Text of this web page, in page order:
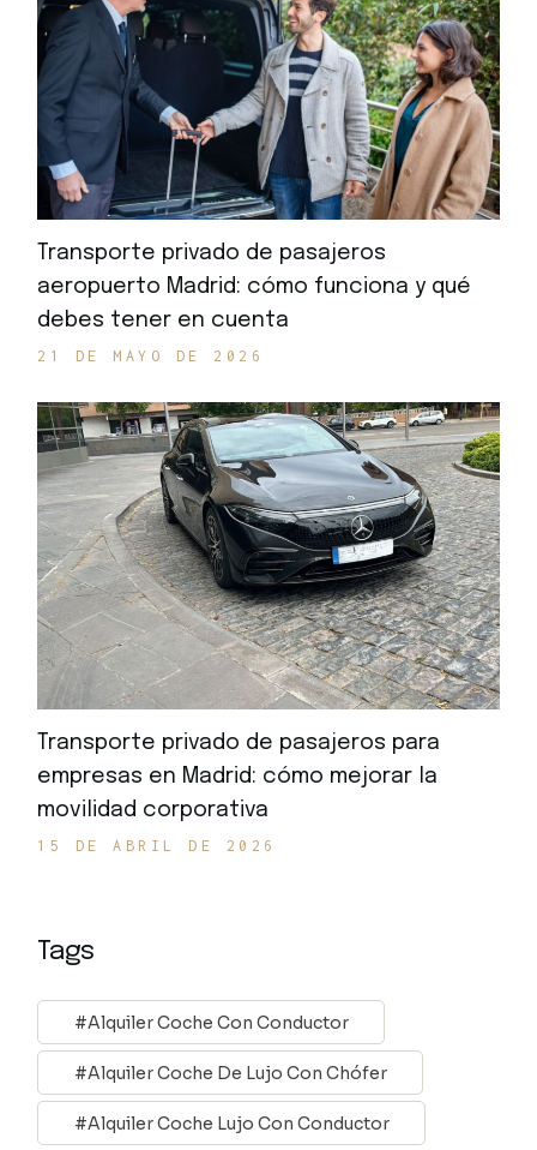
Transporte privado de pasajeros
aeropuerto Madrid: cómo funciona y qué
debes tener en cuenta
21 DE MAYO DE 2026
Transporte privado de pasajeros para
empresas en Madrid: cómo mejorar la
movilidad corporativa
15 DE ABRIL DE 2026
Tags
Alquiler Coche Con Conductor
Alquiler Coche De Lujo Con Chófer
Alquiler Coche Lujo Con Conductor